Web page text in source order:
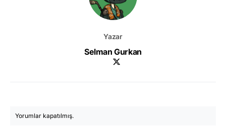
Yazar
Selman Gurkan
Yorumlar kapatılmış.